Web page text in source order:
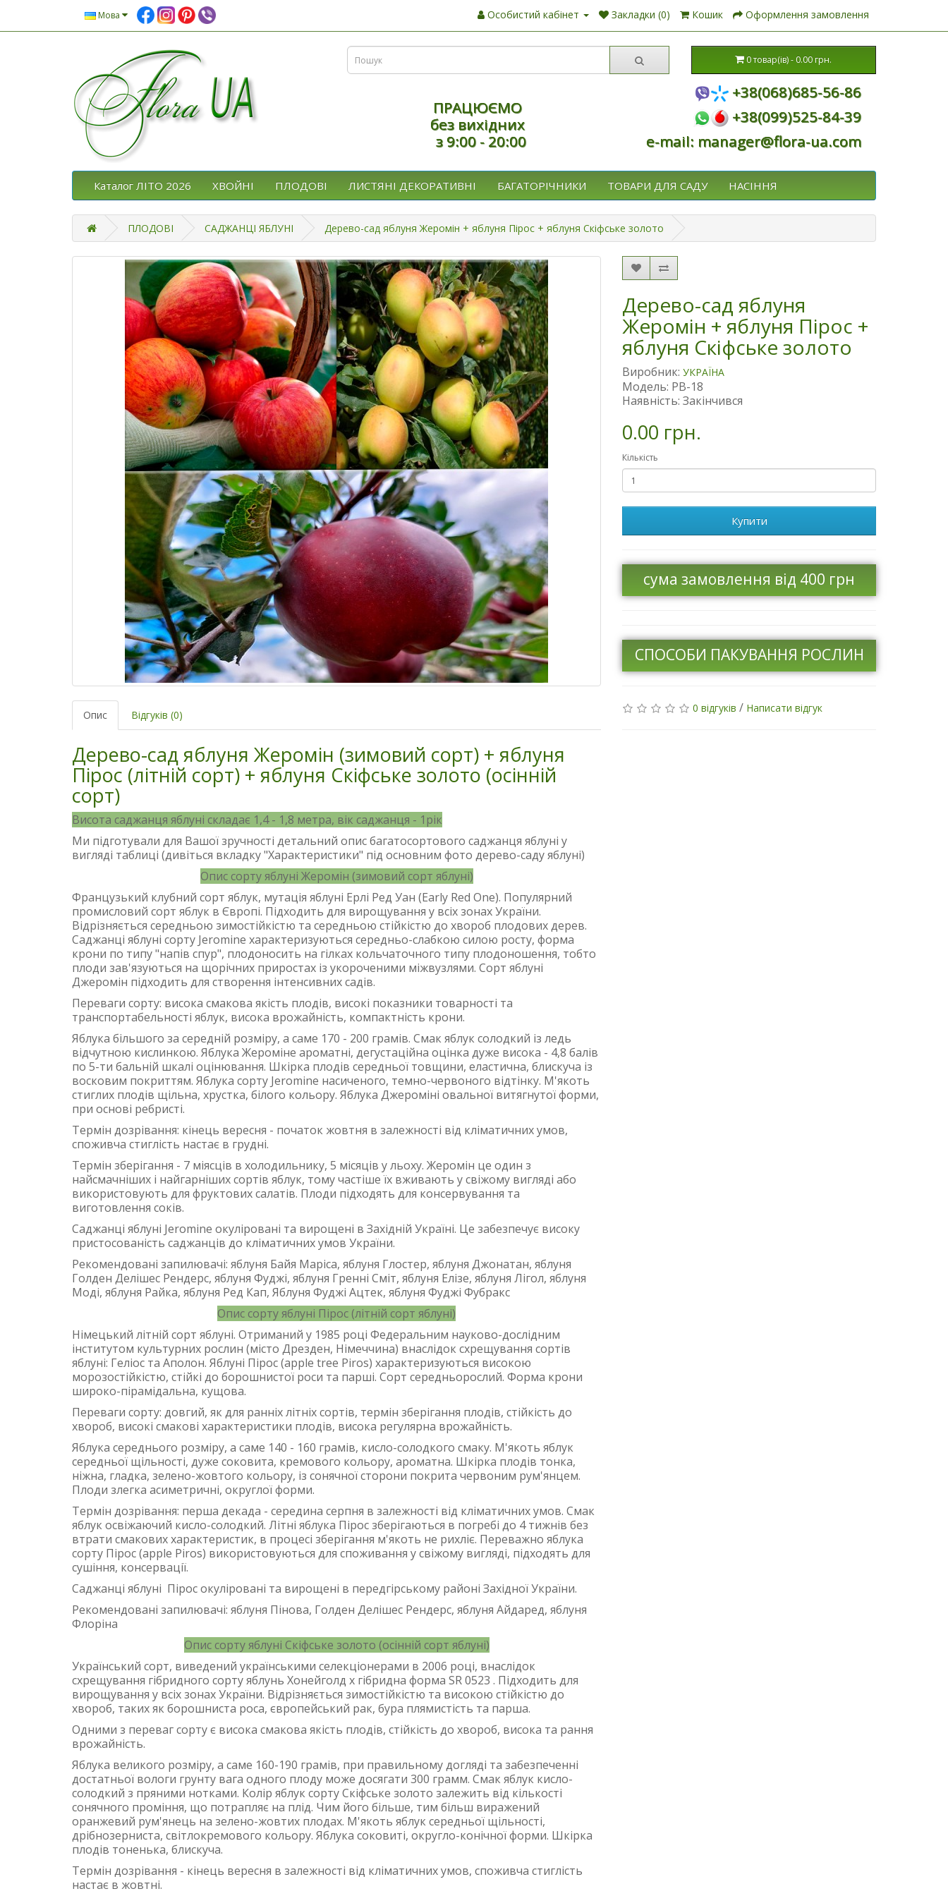
Мова Особистий кабінет Закладки (0) Кошик Оформлення замовлення
0 товар(ів) - 0.00 грн.
ПРАЦЮЄМО
без вихідних
з 9:00 - 20:00
+38(068)685-56-86
+38(099)525-84-39
e-mail: manager@flora-ua.com
Каталог ЛІТО 2026 ХВОЙНІ ПЛОДОВІ ЛИСТЯНІ ДЕКОРАТИВНІ БАГАТОРІЧНИКИ ТОВАРИ ДЛЯ САДУ НАСІННЯ
ПЛОДОВІ САДЖАНЦІ ЯБЛУНІ Дерево-сад яблуня Жеромін + яблуня Пірос + яблуня Скіфське золото
Опис Відгуків (0)
Дерево-сад яблуня Жеромін (зимовий сорт) + яблуня
Пірос (літній сорт) + яблуня Скіфське золото (осінній
сорт)
Висота саджанця яблуні складає 1,4 - 1,8 метра, вік саджанця - 1рік
Ми підготували для Вашої зручності детальний опис багатосортового саджанця яблуні у
вигляді таблиці (дивіться вкладку "Характеристики" під основним фото дерево-саду яблуні)
Опис сорту яблуні Жеромін (зимовий сорт яблуні)
Французький клубний сорт яблук, мутація яблуні Ерлі Ред Уан (Early Red One). Популярний
промисловий сорт яблук в Європі. Підходить для вирощування у всіх зонах України.
Відрізняється середньою зимостійкістю та середньою стійкістю до хвороб плодових дерев.
Саджанці яблуні сорту Jeromine характеризуються середньо-слабкою силою росту, форма
крони по типу "напів спур", плодоносить на гілках кольчаточного типу плодоношення, тобто
плоди зав'язуються на щорічних приростах із укороченими міжвузлями. Сорт яблуні
Джеромін підходить для створення інтенсивних садів.
Переваги сорту: висока смакова якість плодів, високі показники товарності та
транспортабельності яблук, висока врожайність, компактність крони.
Яблука більшого за середній розміру, а саме 170 - 200 грамів. Смак яблук солодкий із ледь
відчутною кислинкою. Яблука Жероміне ароматні, дегустаційна оцінка дуже висока - 4,8 балів
по 5-ти бальній шкалі оцінювання. Шкірка плодів середньої товщини, еластична, блискуча із
восковим покриттям. Яблука сорту Jeromine насиченого, темно-червоного відтінку. М'якоть
стиглих плодів щільна, хрустка, білого кольору. Яблука Джероміні овальної витягнутої форми,
при основі ребристі.
Термін дозрівання: кінець вересня - початок жовтня в залежності від кліматичних умов,
споживча стиглість настає в грудні.
Термін зберігання - 7 міясців в холодильнику, 5 місяців у льоху. Жеромін це один з
найсмачніших і найгарніших сортів яблук, тому частіше їх вживають у свіжому вигляді або
використовують для фруктових салатів. Плоди підходять для консервування та
виготовлення соків.
Саджанці яблуні Jeromine окуліровані та вирощені в Західній Україні. Це забезпечує високу
пристосованість саджанців до кліматичних умов України.
Рекомендовані запилювачі: яблуня Байя Маріса, яблуня Глостер, яблуня Джонатан, яблуня
Голден Делішес Рендерс, яблуня Фуджі, яблуня Гренні Сміт, яблуня Елізе, яблуня Лігол, яблуня
Моді, яблуня Райка, яблуня Ред Кап, Яблуня Фуджі Ацтек, яблуня Фуджі Фубракс
Опис сорту яблуні Пірос (літній сорт яблуні)
Німецький літній сорт яблуні. Отриманий у 1985 році Федеральним науково-дослідним
інститутом культурних рослин (місто Дрезден, Німеччина) внаслідок схрещування сортів
яблуні: Геліос та Аполон. Яблуні Пірос (apple tree Piros) характеризуються високою
морозостійкістю, стійкі до борошнистої роси та парші. Сорт середньорослий. Форма крони
широко-пірамідальна, кущова.
Переваги сорту: довгий, як для ранніх літніх сортів, термін зберігання плодів, стійкість до
хвороб, високі смакові характеристики плодів, висока регулярна врожайність.
Яблука середнього розміру, а саме 140 - 160 грамів, кисло-солодкого смаку. М'якоть яблук
середньої щільності, дуже соковита, кремового кольору, ароматна. Шкірка плодів тонка,
ніжна, гладка, зелено-жовтого кольору, із сонячної сторони покрита червоним рум'янцем.
Плоди злегка асиметричні, округлої форми.
Термін дозрівання: перша декада - середина серпня в залежності від кліматичних умов. Смак
яблук освіжаючий кисло-солодкий. Літні яблука Пірос зберігаються в погребі до 4 тижнів без
втрати смакових характеристик, в процесі зберігання м'якоть не рихліє. Переважно яблука
сорту Пірос (apple Piros) використовуються для споживання у свіжому вигляді, підходять для
сушіння, консервації.
Саджанці яблуні Пірос окуліровані та вирощені в передгірському районі Західної України.
Рекомендовані запилювачі: яблуня Пінова, Голден Делішес Рендерс, яблуня Айдаред, яблуня
Флоріна
Опис сорту яблуні Скіфське золото (осінній сорт яблуні)
Український сорт, виведений українськими селекціонерами в 2006 році, внаслідок
схрещування гібридного сорту яблунь Хонейголд х гібридна форма SR 0523 . Підходить для
вирощування у всіх зонах України. Відрізняється зимостійкістю та високою стійкістю до
хвороб, таких як борошниста роса, європейський рак, бура плямистість та парша.
Одними з переваг сорту є висока смакова якість плодів, стійкість до хвороб, висока та рання
врожайність.
Яблука великого розміру, а саме 160-190 грамів, при правильному догляді та забезпеченні
достатньої вологи грунту вага одного плоду може досягати 300 грамм. Смак яблук кисло-
солодкий з пряними нотками. Колір яблук сорту Скіфське золото залежить від кількості
сонячного проміння, що потрапляє на плід. Чим його більше, тим більш виражений
оранжевий рум'янець на зелено-жовтих плодах. М'якоть яблук середньої щільності,
дрібнозерниста, світлокремового кольору. Яблука соковиті, округло-конічної форми. Шкірка
плодів тоненька, блискуча.
Термін дозрівання - кінець вересня в залежності від кліматичних умов, споживча стиглість
настає в жовтні.
Дерево-сад яблуня
Жеромін + яблуня Пірос +
яблуня Скіфське золото
Виробник: УКРАЇНА
Модель: PB-18
Наявність: Закінчився
0.00 грн.
Кількість
Купити
сума замовлення від 400 грн
СПОСОБИ ПАКУВАННЯ РОСЛИН
0 відгуків / Написати відгук